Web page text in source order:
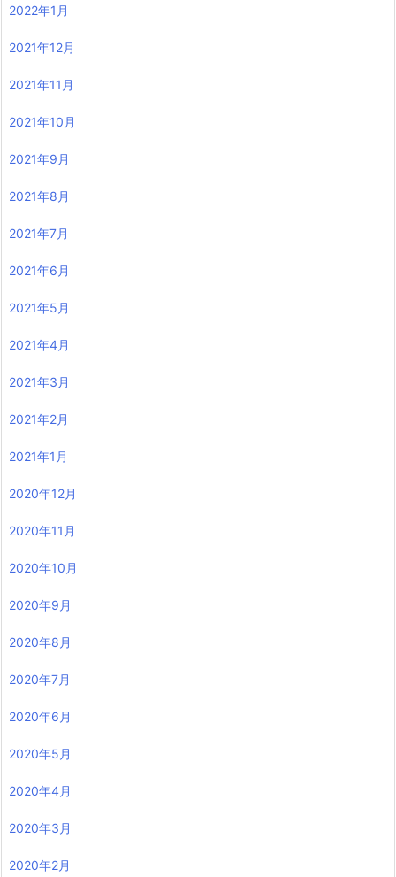
2022年1月
2021年12月
2021年11月
2021年10月
2021年9月
2021年8月
2021年7月
2021年6月
2021年5月
2021年4月
2021年3月
2021年2月
2021年1月
2020年12月
2020年11月
2020年10月
2020年9月
2020年8月
2020年7月
2020年6月
2020年5月
2020年4月
2020年3月
2020年2月